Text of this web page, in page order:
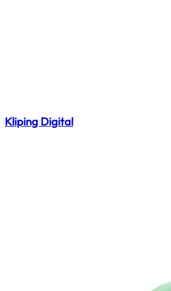
Kliping Digital